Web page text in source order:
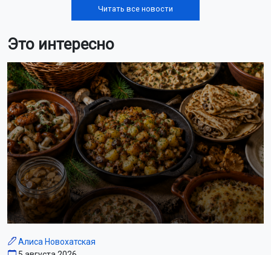
Читать все новости
Это интересно
Алиса Новохатская